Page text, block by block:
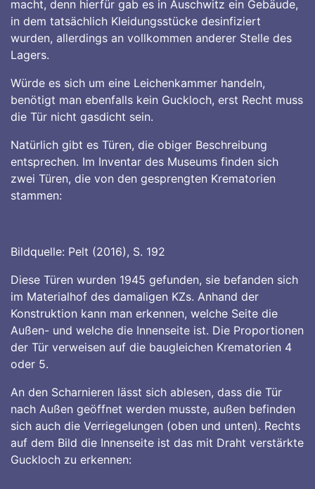
macht, denn hierfür gab es in Auschwitz ein Gebäude,
in dem tatsächlich Kleidungsstücke desinfiziert
wurden, allerdings an vollkommen anderer Stelle des
Lagers.
Würde es sich um eine Leichenkammer handeln,
benötigt man ebenfalls kein Guckloch, erst Recht muss
die Tür nicht gasdicht sein.
Natürlich gibt es Türen, die obiger Beschreibung
entsprechen. Im Inventar des Museums finden sich
zwei Türen, die von den gesprengten Krematorien
stammen:
Bildquelle: Pelt (2016), S. 192
Diese Türen wurden 1945 gefunden, sie befanden sich
im Materialhof des damaligen KZs. Anhand der
Konstruktion kann man erkennen, welche Seite die
Außen- und welche die Innenseite ist. Die Proportionen
der Tür verweisen auf die baugleichen Krematorien 4
oder 5.
An den Scharnieren lässt sich ablesen, dass die Tür
nach Außen geöffnet werden musste, außen befinden
sich auch die Verriegelungen (oben und unten). Rechts
auf dem Bild die Innenseite ist das mit Draht verstärkte
Guckloch zu erkennen: